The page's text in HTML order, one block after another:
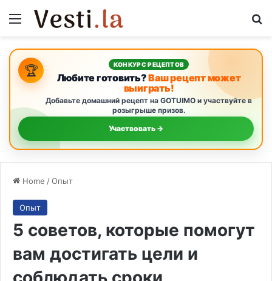
Menu
🏆 КОНКУРС РЕЦЕПТОВ
Любите готовить?Ваш рецепт может
выиграть!
Добавьте домашний рецепт на GOTUIMO и участвуйте в
розыгрыше призов.
Участвовать →
Home /Опыт
Опыт
5 советов, которые помогут
вам достигать цели и